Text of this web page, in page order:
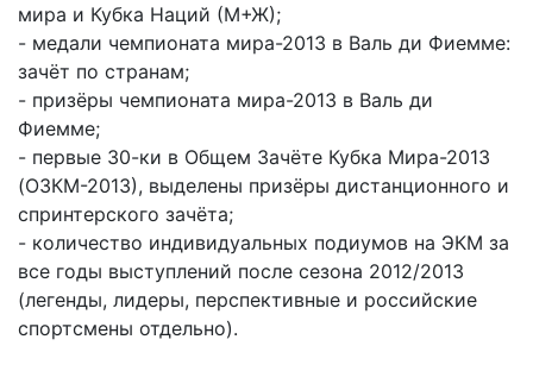
мира и Кубка Наций (М+Ж);
- медали чемпионата мира-2013 в Валь ди Фиемме:
зачёт по странам;
- призёры чемпионата мира-2013 в Валь ди
Фиемме;
- первые 30-ки в Общем Зачёте Кубка Мира-2013
(ОЗКМ-2013), выделены призёры дистанционного и
спринтерского зачёта;
- количество индивидуальных подиумов на ЭКМ за
все годы выступлений после сезона 2012/2013
(легенды, лидеры, перспективные и российские
спортсмены отдельно).